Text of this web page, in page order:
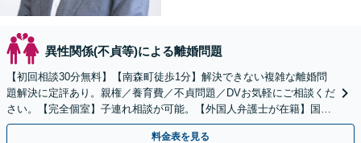
異性関係(不貞等)による離婚問題
【初回相談30分無料】【南森町徒歩1分】解決できない複雑な離婚問
題解決に定評あり。親権／養育費／不貞問題／DVお気軽にご相談くだ
さい。【完全個室】子連れ相談が可能。【外国人弁護士が在籍】国際
離婚を英語ができるスタッフがフォローします。
料金表を見る